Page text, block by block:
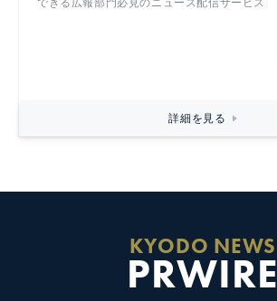
詳細を見る
KYODO NEWS
PRWIRE